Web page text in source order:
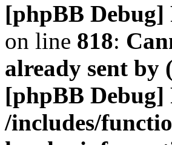
[phpBB Debug]
on line 818:
already sent by
[phpBB Debug]
/includes/